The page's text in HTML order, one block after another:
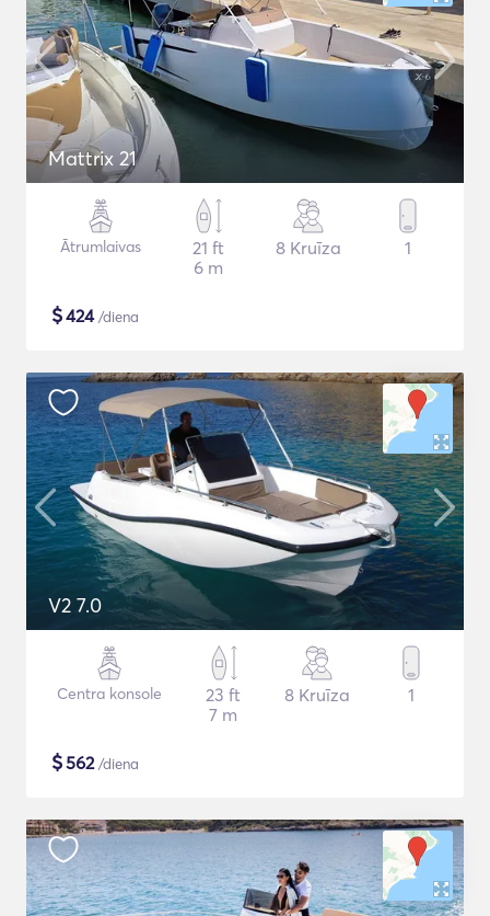
Mattrix 21
Ātrumlaivas
21 ft
6 m
8 Kruīza 1
$424/diena
V2 7.0
Centra konsole
23 ft
7 m
8 Kruīza 1
$562/diena